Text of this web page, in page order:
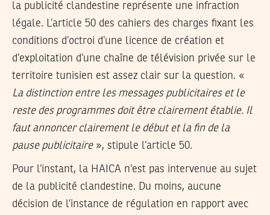
la publicité clandestine représente une infraction
légale. L’article 50 des cahiers des charges fixant les
conditions d’octroi d’une licence de création et
d’exploitation d’une chaîne de télévision privée sur le
territoire tunisien est assez clair sur la question. «
La distinction entre les messages publicitaires et le
reste des programmes doit être clairement établie. Il
faut annoncer clairement le début et la fin de la
pause publicitaire», stipule l’article 50.
Pour l’instant, la HAICA n’est pas intervenue au sujet
de la publicité clandestine. Du moins, aucune
décision de l’instance de régulation en rapport avec